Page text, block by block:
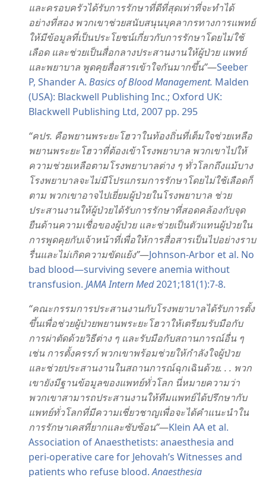
และ​ครอบครัว​ได้​รับ​การ​รักษา​ที่​ดี​ที่​สุด​เท่า​ที่​จะ​ทำ​ได้
อย่าง​ที่​สอง พวก​เขา​ช่วย​สนับสนุน​บุคลากร​ทาง​การ​แพทย์​
ให้​มี​ข้อมูล​ที่​เป็น​ประโยชน์​เกี่ยว​กับ​การ​รักษา​โดย​ไม่​ใช้​
เลือด และ​ช่วย​เป็น​สื่อ​กลาง​ประสาน​งาน​ให้​ผู้​ป่วย แพทย์
และ​พยาบาล พูด​คุย​สื่อสาร​เข้าใจ​กัน​มาก​ขึ้น”—Seeber
P, Shander A. Basics of Blood Management. Malden
(USA): Blackwell Publishing Inc.; Oxford UK:
Blackwell Publishing Ltd, 2007 pp. 295
“คปร. คือ​พยาน​พระ​ยะโฮวา​ใน​ท้องถิ่น​ที่​เต็ม​ใจ​ช่วยเหลือ​
พยาน​พระ​ยะโฮวา​ที่​ต้อง​เข้า​โรง​พยาบาล พวก​เขา​ไป​ให้​
ความ​ช่วยเหลือ​ตาม​โรง​พยาบาล​ต่าง ๆ ทั่ว​โลก​ถึง​แม้​บาง​
โรง​พยาบาล​จะ​ไม่​มี​โปรแกรม​การ​รักษา​โดย​ไม่​ใช้​เลือด​ก็​
ตาม พวก​เขา​อาจ​ไป​เยี่ยม​ผู้​ป่วย​ใน​โรง​พยาบาล ช่วย​
ประสาน​งาน​ให้​ผู้​ป่วย​ได้​รับ​การ​รักษา​ที่​สอดคล้อง​กับ​จุด​
ยืน​ด้าน​ความ​เชื่อ​ของ​ผู้​ป่วย และ​ช่วย​เป็น​ตัว​แทน​ผู้​ป่วย​ใน​
การ​พูด​คุย​กับ​เจ้าหน้าที่​เพื่อ​ให้​การ​สื่อสาร​เป็น​ไป​อย่าง​ราบ
รื่น​และ​ไม่​เกิด​ความ​ขัด​แย้ง”—Johnson-Arbor et al. No
bad blood—surviving severe anemia without
transfusion. JAMA Intern Med2021;181(1):7-8.
“คณะ​กรรมการ​ประสาน​งาน​กับ​โรง​พยาบาล​ได้​รับ​การ​ตั้ง​
ขึ้น​เพื่อ​ช่วย​ผู้​ป่วย​พยาน​พระ​ยะโฮวา​ให้​เตรียม​รับมือ​กับ​
การ​ผ่าตัด​ด้วย​วิธี​ต่าง ๆ และ​รับมือ​กับ​สถานการณ์​อื่น ๆ
เช่น การ​ตั้ง​ครรภ์ พวก​เขา​พร้อม​ช่วย​ให้​กำลังใจ​ผู้​ป่วย​
และ​ช่วย​ประสาน​งาน​ใน​สถานการณ์​ฉุกเฉิน​ด้วย. . . พวก​
เขา​ยัง​มี​ฐาน​ข้อมูล​ของ​แพทย์​ทั่ว​โลก นี่​หมายความ​ว่า
พวก​เขา​สามารถ​ประสาน​งาน​ให้​ทีม​แพทย์​ได้​ปรึกษา​กับ​
แพทย์​ทั่ว​โลก​ที่​มี​ความ​เชี่ยวชาญ​เพื่อ​จะ​ได้​คำ​แนะ​นำ​ใน​
การ​รักษา​เคส​ที่​ยาก​และ​ซับซ้อน”—Klein AA et al.
Association of Anaesthetists: anaesthesia and
peri-operative care for Jehovah’s Witnesses and
patients who refuse blood.Anaesthesia